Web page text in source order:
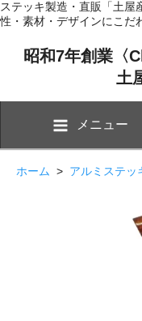
ステッキ製造・直販「土屋
性・素材・デザインにこだ
昭和7年創業〈
土
メニュー
ホーム > アルミステッ